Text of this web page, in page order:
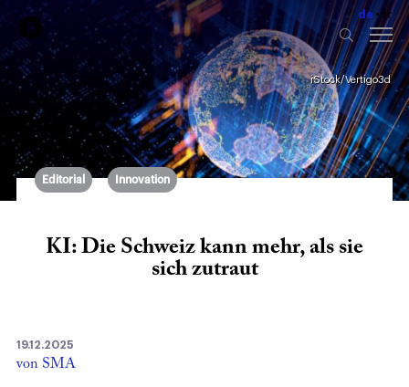
de fr
iStock/Vertigo3d
Editorial Innovation
KI: Die Schweiz kann mehr, als sie
sich zutraut
19.12.2025
von SMA